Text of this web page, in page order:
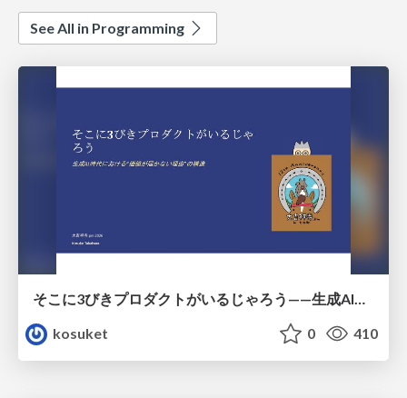
See All in Programming
そこに3びきプロダクトがいるじゃろう——生成AI時代における“価値が届かない理由”の構造
kosuket
0 410